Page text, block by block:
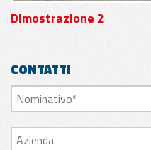
Dimostrazione 2
CONTATTI